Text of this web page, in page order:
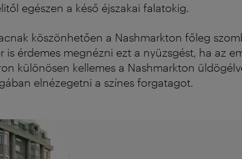
egészen a késő éjszakai falatokig.
köszönhetően a Nashmarkton főleg
is érdemes megnézni ezt a nyüzsgést, ha az
különösen kellemes a Nashmarkton
elnézegetni a színes forgatagot.